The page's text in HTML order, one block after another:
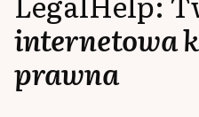
internetowa
prawna